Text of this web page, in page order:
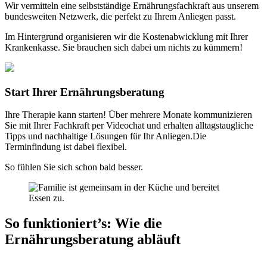
Wir vermitteln eine selbstständige Ernährungsfachkraft aus unserem
bundesweiten Netzwerk, die perfekt zu Ihrem Anliegen passt.
Im Hintergrund organisieren wir die Kostenabwicklung mit Ihrer
Krankenkasse. Sie brauchen sich dabei um nichts zu kümmern!
Start Ihrer Ernährungsberatung
Ihre Therapie kann starten! Über mehrere Monate kommunizieren
Sie mit Ihrer Fachkraft per Videochat und erhalten alltagstaugliche
Tipps und nachhaltige Lösungen für Ihr Anliegen.Die
Terminfindung ist dabei flexibel.
So fühlen Sie sich schon bald besser.
So funktioniert’s: Wie die
Ernährungsberatung abläuft